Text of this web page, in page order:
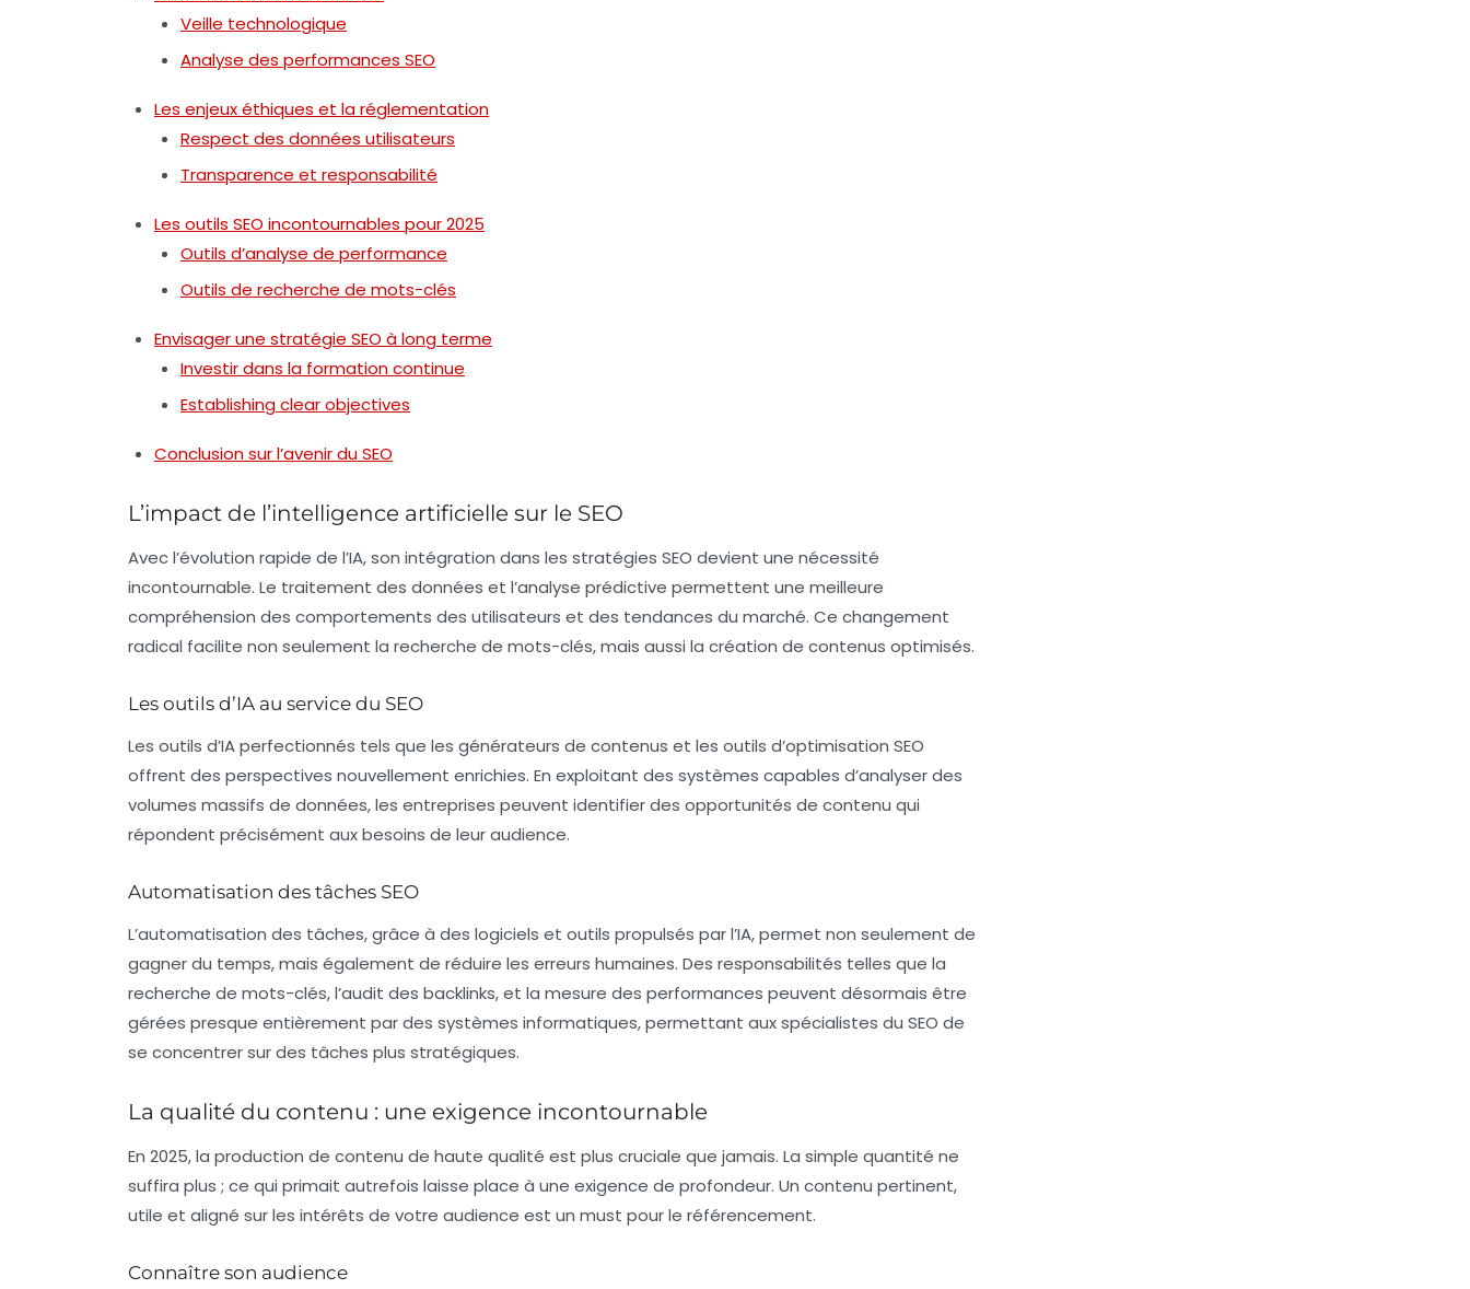
Veille technologique
Analyse des performances SEO
Les enjeux éthiques et la réglementation
Respect des données utilisateurs
Transparence et responsabilité
Les outils SEO incontournables pour 2025
Outils d’analyse de performance
Outils de recherche de mots-clés
Envisager une stratégie SEO à long terme
Investir dans la formation continue
Establishing clear objectives
Conclusion sur l’avenir du SEO
L’impact de l’intelligence artificielle sur le SEO
Avec l’évolution rapide de l’IA, son intégration dans les stratégies SEO devient une nécessité
incontournable. Le traitement des données et l’analyse prédictive permettent une meilleure
compréhension des comportements des utilisateurs et des tendances du marché. Ce changement
radical facilite non seulement la recherche de mots-clés, mais aussi la création de contenus optimisés.
Les outils d’IA au service du SEO
Les outils d’IAperfectionnés tels que les générateurs de contenus et les outils d’optimisation SEO
offrent des perspectives nouvellement enrichies. En exploitant des systèmes capables d’analyser des
volumes massifs de données, les entreprises peuvent identifier des opportunités de contenu qui
répondent précisément aux besoins de leur audience.
Automatisation des tâches SEO
L’automatisation des tâches, grâce à des logiciels et outils propulsés par l’IA, permet non seulement de
gagner du temps, mais également de réduire les erreurs humaines. Des responsabilités telles que la
recherche de mots-clés, l’audit des backlinks, et la mesure des performances peuvent désormais être
gérées presque entièrement par des systèmes informatiques, permettant aux spécialistes du SEO de
se concentrer sur des tâches plus stratégiques.
La qualité du contenu : une exigence incontournable
En 2025, la production de contenu de haute qualité est plus cruciale que jamais. La simple quantité ne
suffira plus ; ce qui primait autrefois laisse place à une exigence de profondeur. Un contenu pertinent,
utile et aligné sur les intérêts de votre audience est un must pour le référencement.
Connaître son audience